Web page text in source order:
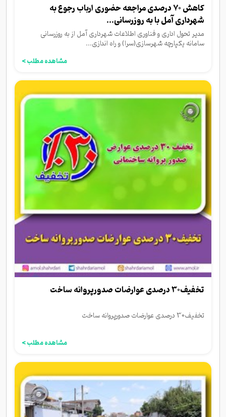
کاهش 70 درصدی مراجعه حضوری ارباب رجوع به
شهرداری آمل با به روزرسانی...
مدیر تحول اداری و فناوری اطلاعات شهرداری آمل از به روزرسانی
سامانه یکپارچه شهرسازی(سرا) و راه اندازی...
مشاهده مطلب >
تخفیف30 درصدی عوارضات صدورپروانه ساخت
تخفیف30 درصدی عوارضات صدورپروانه ساخت
مشاهده مطلب >